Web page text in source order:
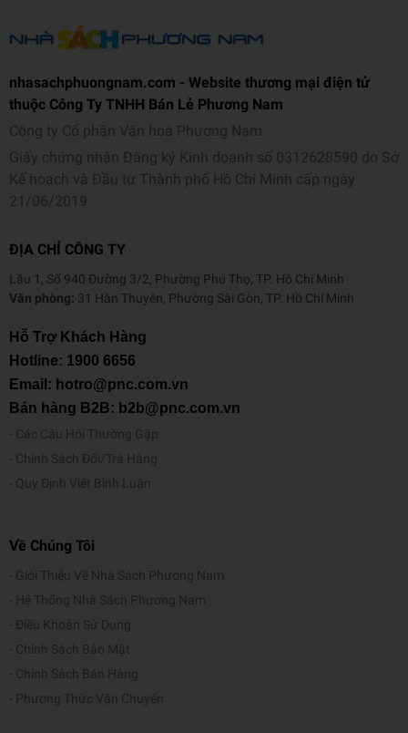
nhasachphuongnam.com - Website thương mại điện tử
thuộc Công Ty TNHH Bán Lẻ Phương Nam
Công ty Cổ phần Văn hoá Phương Nam
Giấy chứng nhận Đăng ký Kinh doanh số 0312628590 do Sở
Kế hoạch và Đầu tư Thành phố Hồ Chí Minh cấp ngày
21/06/2019
ĐỊA CHỈ CÔNG TY
Lầu 1, Số 940 Đường 3/2, Phường Phú Thọ, TP. Hồ Chí Minh
Văn phòng: 31 Hàn Thuyên, Phường Sài Gòn, TP. Hồ Chí Minh
Hỗ Trợ Khách Hàng
Hotline: 1900 6656
Email: hotro@pnc.com.vn
Bán hàng B2B: b2b@pnc.com.vn
Các Câu Hỏi Thường Gặp
Chính Sách Đổi/Trả Hàng
Quy Định Viết Bình Luận
Về Chúng Tôi
Giới Thiệu Về Nhà Sách Phương Nam
Hệ Thống Nhà Sách Phương Nam
Điều Khoản Sử Dụng
Chính Sách Bảo Mật
Chính Sách Bán Hàng
Phương Thức Vận Chuyển